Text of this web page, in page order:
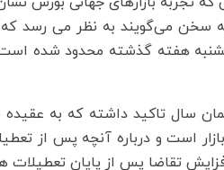
سخن می‌گویند به نظر می رسد که
هفته گذشته محدود شده
سال تاکید داشته که به عقیده
است و درباره آنچه پس از
تقاضا پس از پایان تعطیلات